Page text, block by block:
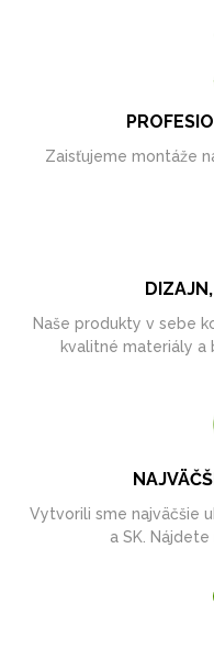
Zaisťujeme montáže
Naše produkty v sebe
kvalitné materiály a
Vytvorili sme najväčšie
a SK.